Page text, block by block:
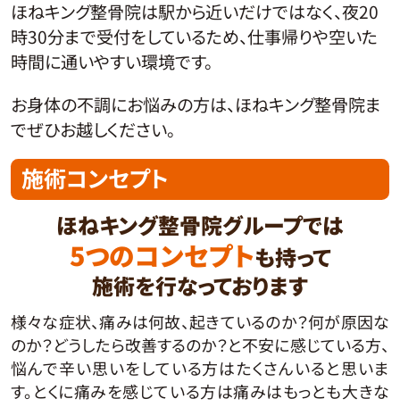
ほねキング整骨院は駅から近いだけではなく、夜20
時30分まで受付をしているため、仕事帰りや空いた
時間に通いやすい環境です。
お身体の不調にお悩みの方は、ほねキング整骨院ま
でぜひお越しください。
施術コンセプト
ほねキング整骨院グループでは
5つのコンセプトも持って
施術を行なっております
様々な症状、痛みは何故、起きているのか？何が原因な
のか？どうしたら改善するのか？と不安に感じている方、
悩んで辛い思いをしている方はたくさんいると思いま
す。とくに痛みを感じている方は痛みはもっとも大きな